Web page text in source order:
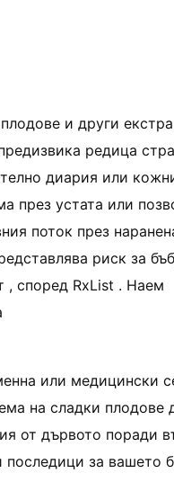
и други
редица
диария или
през устата или
поток през
риск за
, според RxList . Наем
или медицински
на сладки плодове
от дървото поради
последици за вашето